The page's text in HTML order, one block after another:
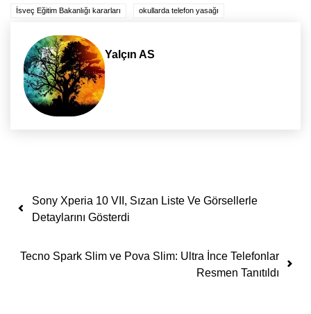
İsveç Eğitim Bakanlığı kararları okullarda telefon yasağı
Yalçın AS
Yazı dolaşımı
Sony Xperia 10 VII, Sızan Liste Ve Görsellerle
Detaylarını Gösterdi
Tecno Spark Slim ve Pova Slim: Ultra İnce Telefonlar
Resmen Tanıtıldı